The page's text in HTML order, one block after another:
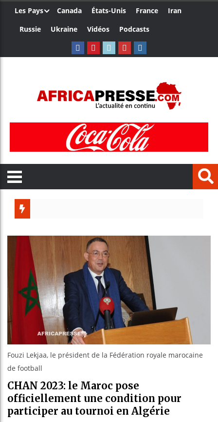
Les Pays Canada États-Unis France
Iran
Russie
Ukraine Vidéos Podcasts
Fouzi Lekjaa, le président de la Fédération royale marocaine
de football
CHAN 2023: le Maroc pose
officiellement une condition pour
participer au tournoi en Algérie